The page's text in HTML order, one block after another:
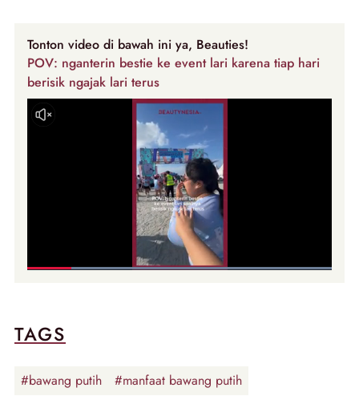
Tonton video di bawah ini ya, Beauties!
POV: nganterin bestie ke event lari karena tiap hari
berisik ngajak lari terus
TAGS
#bawang putih #manfaat bawang putih